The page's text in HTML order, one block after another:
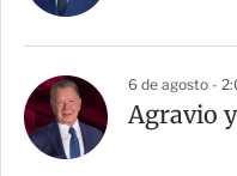
6 de agosto -
Agravio